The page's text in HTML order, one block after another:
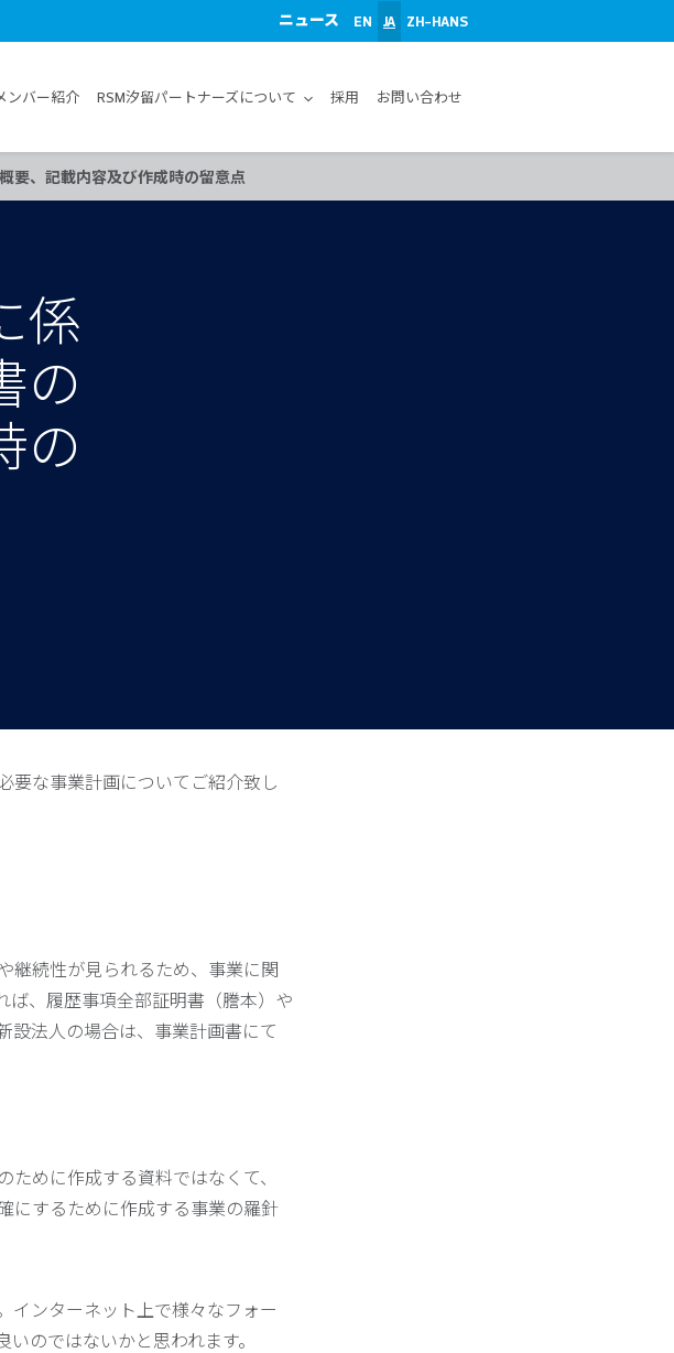
ニュース EN JA ZH-HANS
ンバー紹介 RSM汐留パートナーズについて 採用 お問い合わせ
要、記載内容及び作成時の留意点
係
の
の
要な事業計画についてご紹介致し
継続性が見られるため、事業に関
ば、履歴事項全部証明書（謄本）や
設法人の場合は、事業計画書にて
めに作成する資料ではなくて、
にするために作成する事業の羅針
インターネット上で様々なフォー
のではないかと思われます。